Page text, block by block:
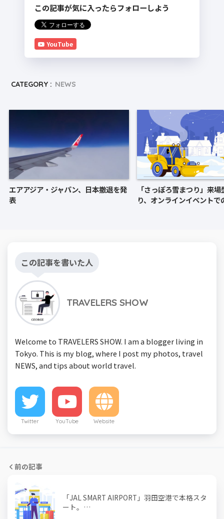
この記事が気に入ったらフォローしよう
YouTube
CATEGORY : NEWS
エアアジア・ジャパン、日本撤退を発
表
「さっぽろ雪まつり」来
り、オンラインイベントで
この記事を書いた人
TRAVELERS SHOW
Welcome to TRAVELERS SHOW. I am a blogger living in
Tokyo. This is my blog, where I post my photos, travel
NEWS, and tips about world travel.
Twitter YouTube Website
前の記事
「JAL SMART AIRPORT」羽田空港で本格スタ
ート。…